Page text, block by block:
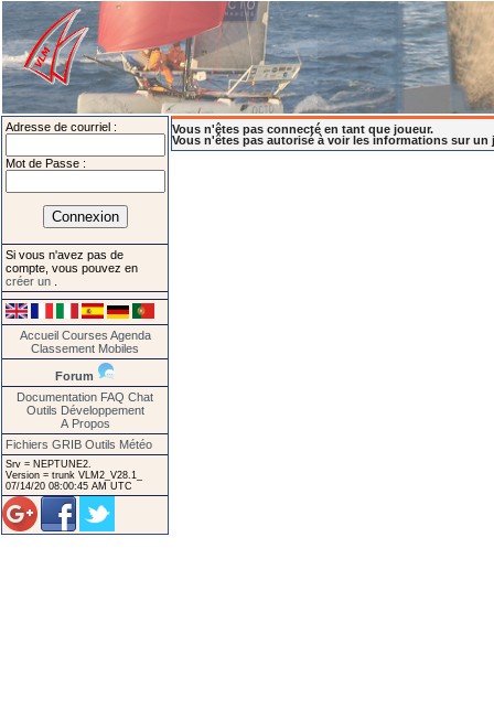
Adresse de courriel :
Mot de Passe :
Si vous n'avez pas de
compte, vous pouvez en
créer un
Accueil Courses Agenda
Classement Mobiles
Forum
Documentation FAQ Chat
Outils Développement
A Propos
Fichiers GRIB Outils Météo
Srv = NEPTUNE2.
Version = trunk VLM2_V28.1_
07/14/20 08:00:45 AM UTC
Vous n'êtes pas connecté en tant que joueur.
Vous n'êtes pas autorisé à voir les informations sur un